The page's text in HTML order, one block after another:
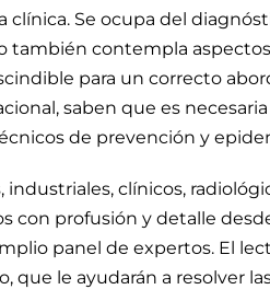
clínica. Se ocupa del
también contempla
para un correcto
saben que es
de prevención y
clínicos,
con profusión y detalle
panel de expertos. El
le ayudarán a resolver